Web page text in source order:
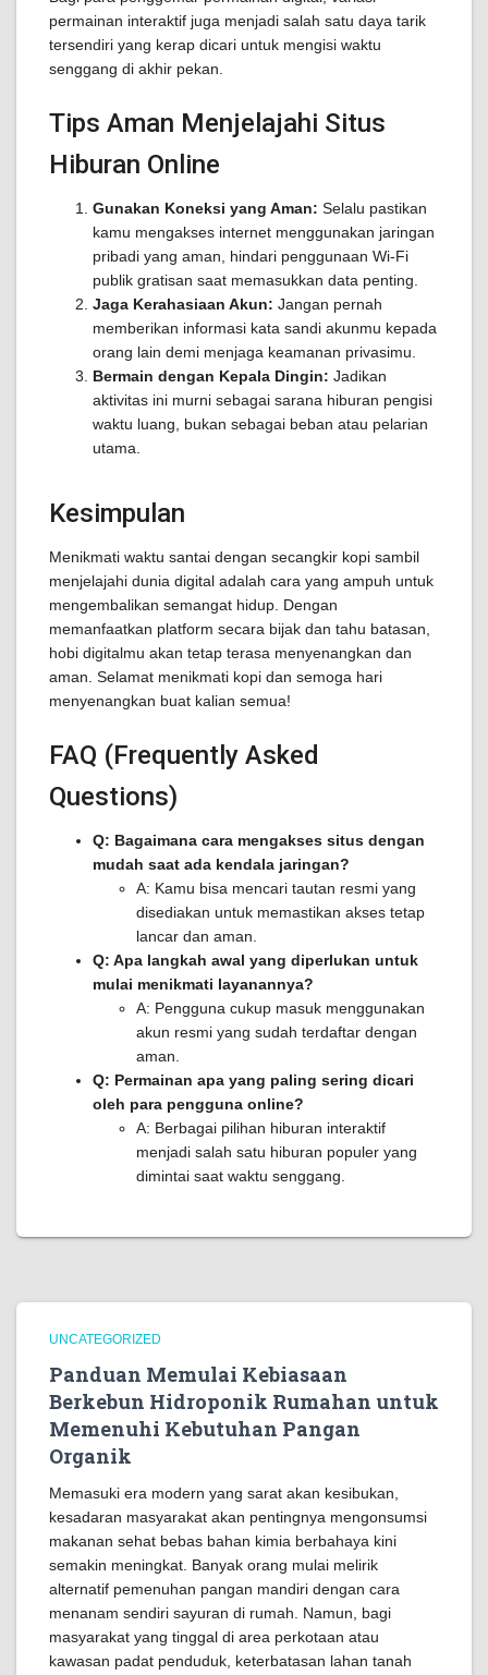
permainan interaktif juga menjadi salah satu daya tarik
tersendiri yang kerap dicari untuk mengisi waktu
senggang di akhir pekan.
Tips Aman Menjelajahi Situs
Hiburan Online
Gunakan Koneksi yang Aman: Selalu pastikan
kamu mengakses internet menggunakan jaringan
pribadi yang aman, hindari penggunaan Wi-Fi
publik gratisan saat memasukkan data penting.
Jaga Kerahasiaan Akun: Jangan pernah
memberikan informasi kata sandi akunmu kepada
orang lain demi menjaga keamanan privasimu.
Bermain dengan Kepala Dingin: Jadikan
aktivitas ini murni sebagai sarana hiburan pengisi
waktu luang, bukan sebagai beban atau pelarian
utama.
Kesimpulan
Menikmati waktu santai dengan secangkir kopi sambil
menjelajahi dunia digital adalah cara yang ampuh untuk
mengembalikan semangat hidup. Dengan
memanfaatkan platform secara bijak dan tahu batasan,
hobi digitalmu akan tetap terasa menyenangkan dan
aman. Selamat menikmati kopi dan semoga hari
menyenangkan buat kalian semua!
FAQ (Frequently Asked
Questions)
Q: Bagaimana cara mengakses situs dengan
mudah saat ada kendala jaringan?
A: Kamu bisa mencari tautan resmi yang
disediakan untuk memastikan akses tetap
lancar dan aman.
Q: Apa langkah awal yang diperlukan untuk
mulai menikmati layanannya?
A: Pengguna cukup masuk menggunakan
akun resmi yang sudah terdaftar dengan
aman.
Q: Permainan apa yang paling sering dicari
oleh para pengguna online?
A: Berbagai pilihan hiburan interaktif
menjadi salah satu hiburan populer yang
dimintai saat waktu senggang.
UNCATEGORIZED
Panduan Memulai Kebiasaan
Berkebun Hidroponik Rumahan untuk
Memenuhi Kebutuhan Pangan
Organik
Memasuki era modern yang sarat akan kesibukan,
kesadaran masyarakat akan pentingnya mengonsumsi
makanan sehat bebas bahan kimia berbahaya kini
semakin meningkat. Banyak orang mulai melirik
alternatif pemenuhan pangan mandiri dengan cara
menanam sendiri sayuran di rumah. Namun, bagi
masyarakat yang tinggal di area perkotaan atau
kawasan padat penduduk, keterbatasan lahan tanah